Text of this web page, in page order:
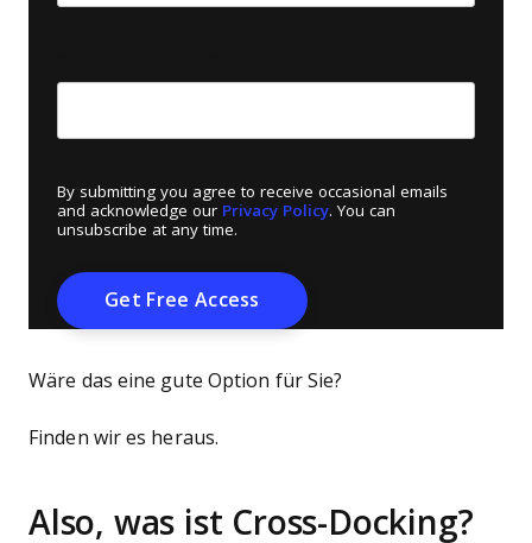
By submitting you agree to receive occasional emails
and acknowledge our Privacy Policy. You can
unsubscribe at any time.
Wäre das eine gute Option für Sie?
Finden wir es heraus.
Also, was ist Cross-Docking?